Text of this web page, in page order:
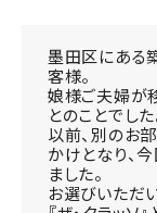
墨田区にある
客様。
娘様ご夫婦が
とのことでした
以前、別のお
かけとなり、
ました。
お選びいただ